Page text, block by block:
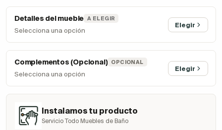
Detalles del mueble A ELEGIR
Selecciona una opción
Elegir
Complementos (Opcional) OPCIONAL
Selecciona una opción
Elegir
Instalamos tu producto
Servicio Todo Muebles de Baño